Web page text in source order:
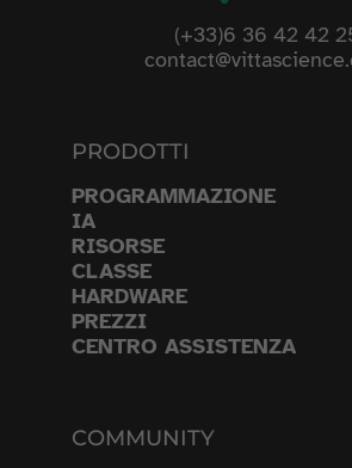
(+33)6 36 42 42
PRODOTTI
PROGRAMMAZIONE
IA
RISORSE
CLASSE
HARDWARE
PREZZI
CENTRO ASSISTENZA
COMMUNITY